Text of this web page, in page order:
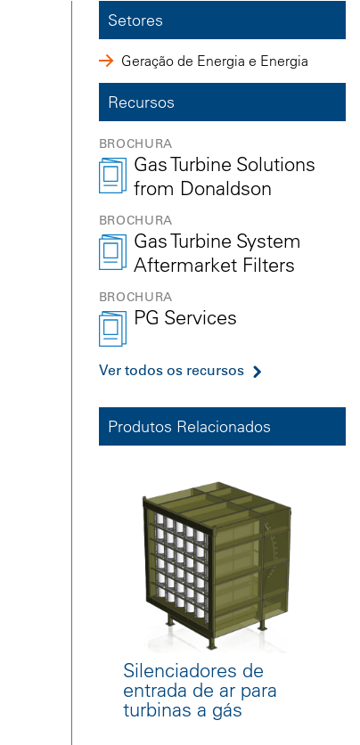
Setores
Geração de Energia e Energia
Recursos
BROCHURA
Gas Turbine Solutions
from Donaldson
BROCHURA
Gas Turbine System
Aftermarket Filters
BROCHURA
PG Services
Ver todos os recursos
Produtos Relacionados
Silenciadores de
entrada de ar para
turbinas a gás